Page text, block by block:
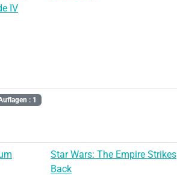
IV
: 1
Star Wars: The Empire Strikes
Back